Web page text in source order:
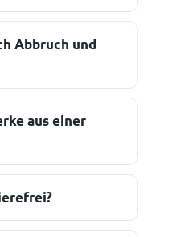
Abbruch und
aus einer